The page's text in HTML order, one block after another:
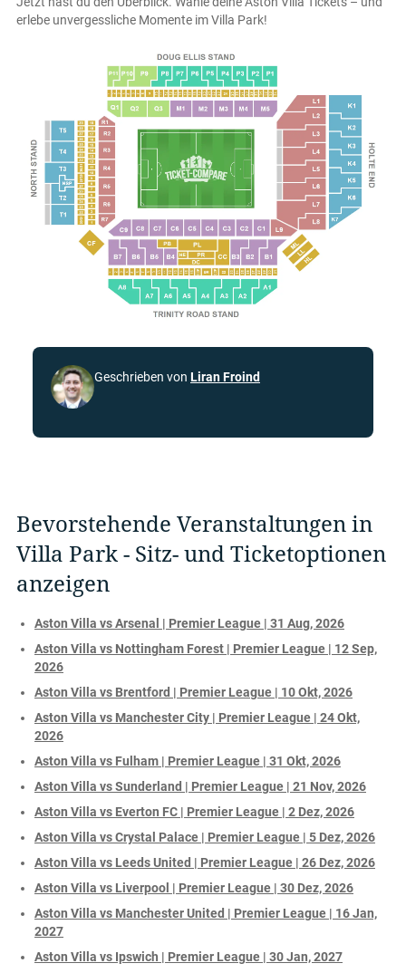
erlebe unvergessliche Momente im Villa Park!
Geschrieben von Liran Froind
Bevorstehende Veranstaltungen in
Villa Park - Sitz- und Ticketoptionen
anzeigen
Aston Villa vs Arsenal | Premier League | 31 Aug, 2026
Aston Villa vs Nottingham Forest | Premier League | 12 Sep,
2026
Aston Villa vs Brentford | Premier League | 10 Okt, 2026
Aston Villa vs Manchester City | Premier League | 24 Okt,
2026
Aston Villa vs Fulham | Premier League | 31 Okt, 2026
Aston Villa vs Sunderland | Premier League | 21 Nov, 2026
Aston Villa vs Everton FC | Premier League | 2 Dez, 2026
Aston Villa vs Crystal Palace | Premier League | 5 Dez, 2026
Aston Villa vs Leeds United | Premier League | 26 Dez, 2026
Aston Villa vs Liverpool | Premier League | 30 Dez, 2026
Aston Villa vs Manchester United | Premier League | 16 Jan,
2027
Aston Villa vs Ipswich | Premier League | 30 Jan, 2027